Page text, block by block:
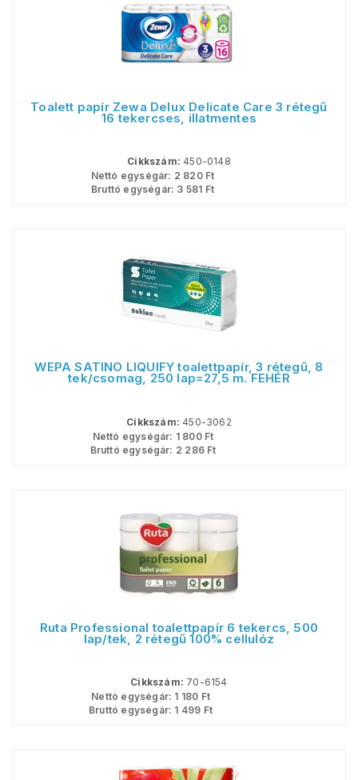
Toalett papír Zewa Delux Delicate Care 3 rétegű
16 tekercses, illatmentes
Cikkszám: 450-0148
Nettó egységár: 2 820Ft
Bruttó egységár: 3 581 Ft
WEPA SATINO LIQUIFY toalettpapír, 3 rétegű, 8
tek/csomag, 250 lap=27,5 m. FEHÉR
Cikkszám: 450-3062
Nettó egységár: 1 800Ft
Bruttó egységár: 2 286Ft
Ruta Professional toalettpapír 6 tekercs, 500
lap/tek, 2 rétegű 100% cellulóz
Cikkszám: 70-6154
Nettó egységár: 1 180 Ft
Bruttó egységár: 1 499 Ft